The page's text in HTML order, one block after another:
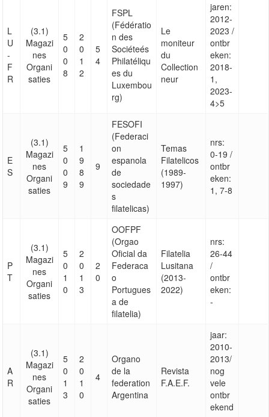
L
U
-
F
R
(3.1)
Magazi
nes
Organi
saties
5
0
0
8
2
0
1
2
5
4
FSPL
(Fédératio
n des
Sociéteés
Philatéliqu
es du
Luxembou
rg)
Le
moniteur
du
Collection
neur
jaren:
2012-
2023 /
ontbr
eken:
2018-
1,
2023-
4>5
E
S
(3.1)
Magazi
nes
Organi
saties
5
0
0
9
1
9
8
9
9
FESOFI
(Federaci
on
espanola
de
sociedade
s
filatelicas)
Temas
Filatelicos
(1989-
1997)
nrs:
0-19 /
ontbr
eken:
1, 7-8
P
T
(3.1)
Magazi
nes
Organi
saties
5
0
1
0
2
0
1
3
2
0
OOFPF
(Orgao
Oficial da
Federaca
o
Portugues
a de
filatelia)
Filatelia
Lusitana
(2013-
2022)
nrs:
26-44
/
ontbr
eken:
-
A
R
(3.1)
Magazi
nes
Organi
saties
5
0
1
3
2
0
1
0
4
Organo
de la
federation
Argentina
Revista
F.A.E.F.
jaar:
2010-
2013/
nog
vele
ontbr
ekend